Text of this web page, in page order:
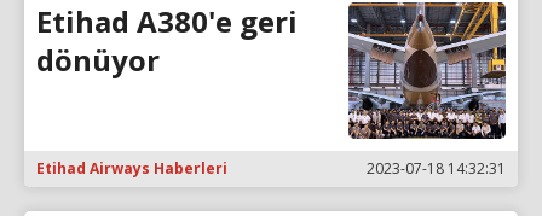
Etihad A380'e geri
dönüyor
Etihad Airways Haberleri 2023-07-18 14:32:31